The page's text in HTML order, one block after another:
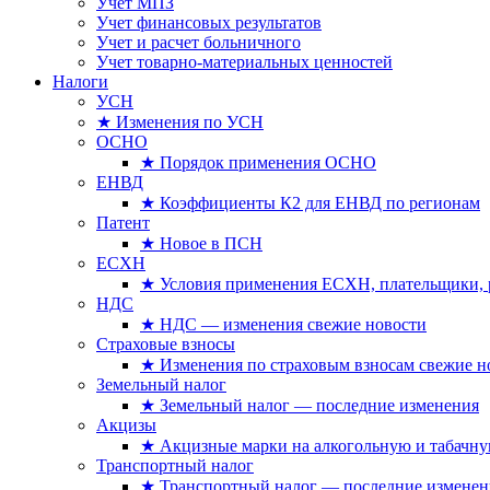
Учет финансовых результатов
Учет и расчет больничного
Учет товарно-материальных ценностей
Налоги
УСН
★ Изменения по УСН
ОСНО
★ Порядок применения ОСНО
ЕНВД
★ Коэффициенты К2 для ЕНВД по регионам
Патент
★ Новое в ПСН
ЕСХН
★ Условия применения ЕСХН, плательщики,
НДС
★ НДС — изменения свежие новости
Страховые взносы
★ Изменения по страховым взносам свежие
Земельный налог
★ Земельный налог — последние изменения
Акцизы
★ Акцизные марки на алкогольную и
Транспортный налог
★ Транспортный налог — последние